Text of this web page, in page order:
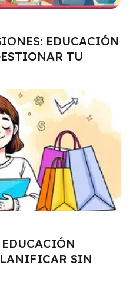
EDUCACIÓN
TU
SIN